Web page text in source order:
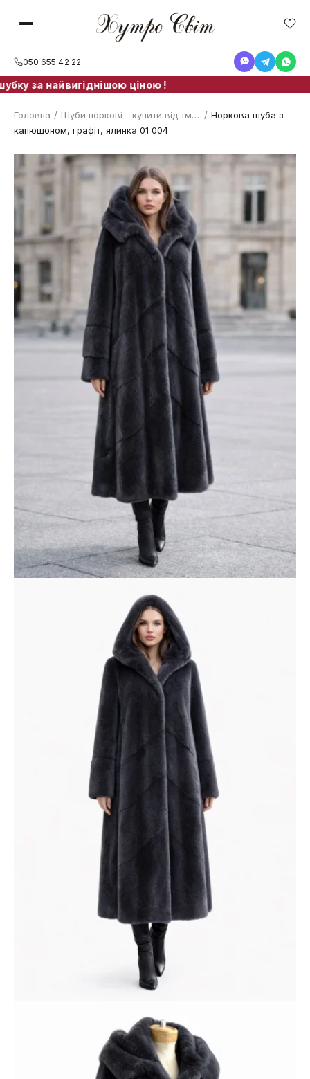
050 655 42 22
за найвигіднішою ціною !
Головна / Шуби норкові - купити від тм. ХутроСвіт Тисмениця / Норкова шуба з
капюшоном, графіт, ялинка 01 004